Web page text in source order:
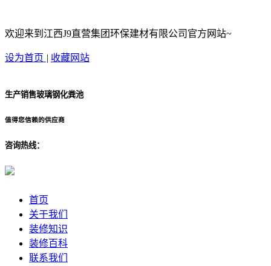
欢迎来到江西J9直营集团环保建材有限公司官方网站~
设为首页 | 收藏网站
生产销售玻璃钢化粪池
值得您信赖的供应商
咨询热线：
首页
关于我们
装修知识
装修百科
联系我们